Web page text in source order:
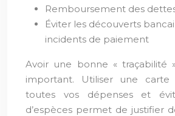
Remboursement des
Éviter les découverts
incidents de paiement
Avoir une bonne « traçabilité
important. Utiliser une carte
toutes vos dépenses et
d’espèces permet de justifier